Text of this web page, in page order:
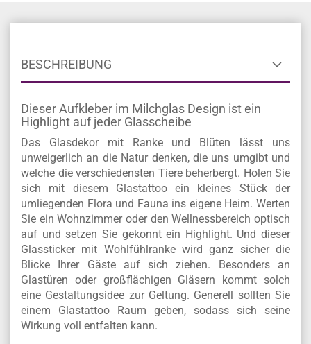
BESCHREIBUNG
Dieser Aufkleber im Milchglas Design ist ein
Highlight auf jeder Glasscheibe
Das Glasdekor mit Ranke und Blüten lässt uns
unweigerlich an die Natur denken, die uns umgibt und
welche die verschiedensten Tiere beherbergt. Holen Sie
sich mit diesem Glastattoo ein kleines Stück der
umliegenden Flora und Fauna ins eigene Heim. Werten
Sie ein Wohnzimmer oder den Wellnessbereich optisch
auf und setzen Sie gekonnt ein Highlight. Und dieser
Glassticker mit Wohlfühlranke wird ganz sicher die
Blicke Ihrer Gäste auf sich ziehen. Besonders an
Glastüren oder großflächigen Gläsern kommt solch
eine Gestaltungsidee zur Geltung. Generell sollten Sie
einem Glastattoo Raum geben, sodass sich seine
Wirkung voll entfalten kann.